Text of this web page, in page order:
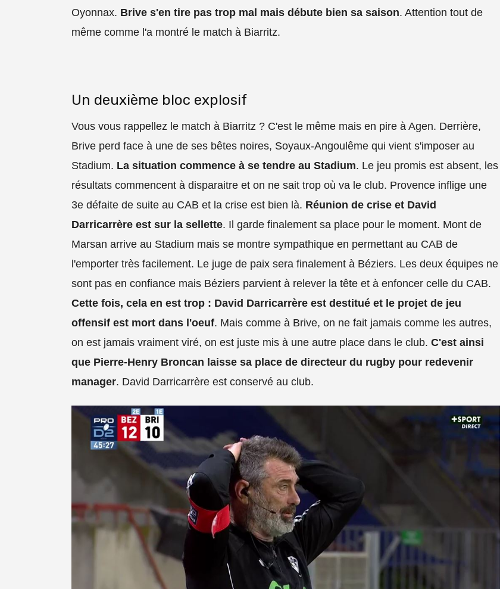
Oyonnax. Brive s'en tire pas trop mal mais débute bien sa saison. Attention tout de
même comme l'a montré le match à Biarritz.
Un deuxième bloc explosif
Vous vous rappellez le match à Biarritz ? C'est le même mais en pire à Agen. Derrière,
Brive perd face à une de ses bêtes noires, Soyaux-Angoulême qui vient s'imposer au
Stadium. La situation commence à se tendre au Stadium. Le jeu promis est absent, les
résultats commencent à disparaitre et on ne sait trop où va le club. Provence inflige une
3e défaite de suite au CAB et la crise est bien là. Réunion de crise et David
Darricarrère est sur la sellette. Il garde finalement sa place pour le moment. Mont de
Marsan arrive au Stadium mais se montre sympathique en permettant au CAB de
l'emporter très facilement. Le juge de paix sera finalement à Béziers. Les deux équipes ne
sont pas en confiance mais Béziers parvient à relever la tête et à enfoncer celle du CAB.
Cette fois, cela en est trop : David Darricarrère est destitué et le projet de jeu
offensif est mort dans l'oeuf. Mais comme à Brive, on ne fait jamais comme les autres,
on est jamais vraiment viré, on est juste mis à une autre place dans le club. C'est ainsi
que Pierre-Henry Broncan laisse sa place de directeur du rugby pour redevenir
manager. David Darricarrère est conservé au club.